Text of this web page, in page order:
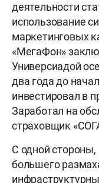
деятельности
использование
маркетинговых
«МегаФон»
Универсиадой
два года до
инвестировал в
Заработал на
страховщик
С одной
большего